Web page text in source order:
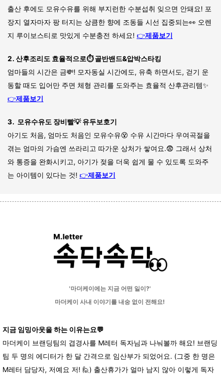
출산 후에도 모유수유를 위해 부지런한 수분섭취 잊으면 안돼요! 포
장지 열자마자 팡 터지는 상큼한 향에 조동들 시선 집중되는👀 오렌
지 루이보스티로 맛있게 수분충전 하세요! 👉제품보기
2. 산후조리도 효율적으로⏱️ 골반밴드&압박스타킹
엄마들의 시간은 금💸! 모자동실 시간에도, 유축 하면서도, 걷기 운
동할 때도 입어만 주면 체형 관리를 도와주는 효율적 산후관리템✨
👉제품보기
3. 모유수유도 장비빨💡 유두보호기
아기도 처음, 엄마도 처음인 모유수유😵 수유 시간마다 우여곡절을
겪는 엄마의 가슴엔 쓰라리고 따가운 상처가 쌓여요.😨 그래서 상처
와 통증을 완화시키고, 아기가 젖을 더욱 쉽게 물 수 있도록 도와주
는 아이템이 있다는 것! 👉제품보기
'마더케이에는 지금 어떤 일이?'
마더케이 사내 이야기를 내숭 없이 전해요!
지금 임밍아웃을하는 이유는요💬
마더케이 브랜딩팀의 겹경사를 M레터 독자님과 나눠볼까 해요! 브랜딩
팀 두 명의 에디터가 한 달 간격으로 임산부가 되었어요. (그중 한 명은
M레터 담당자, 저예요 저! 🙋) 출산휴가가 얼마 남지 않아 이렇게 독자